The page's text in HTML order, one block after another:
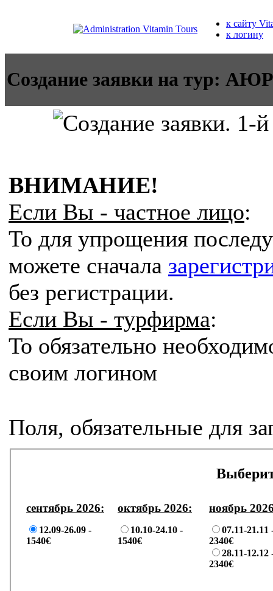
к сайту
к логину
Создание заявки на тур:
ВНИМАНИЕ!
Если Вы - частное лицо:
То для упрощения
можете сначала
без регистрации.
Если Вы - турфирма:
То обязательно
своим логином
Поля, обязательные для
сентябрь 2026: октябрь 2026: ноябрь
12.09-26.09 -
1540€
10.10-24.10 -
1540€
07.11-21.11
2340€
28.11-12.12
2340€